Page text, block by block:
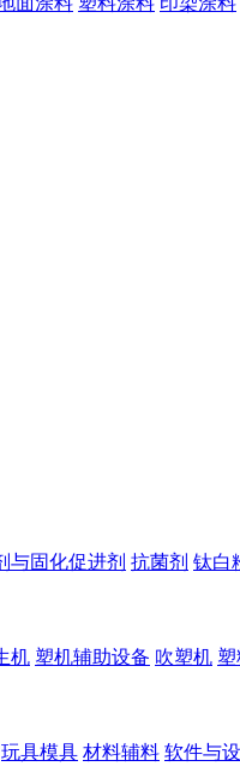
与固化促进剂 抗菌剂 钛白
机 塑机辅助设备 吹塑机
玩具模具 材料辅料 软件与